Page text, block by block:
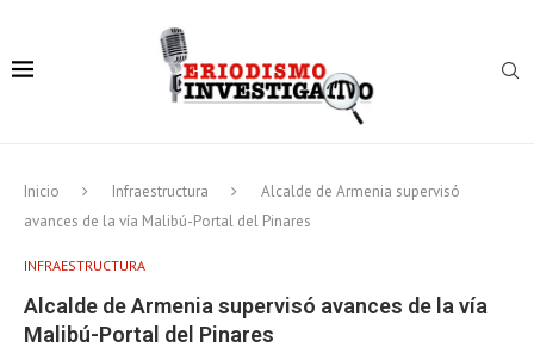
Inicio Infraestructura
Alcalde de Armenia supervisó
avances de la vía Malibú-Portal del Pinares
INFRAESTRUCTURA
Alcalde de Armenia supervisó avances de la vía
Malibú-Portal del Pinares